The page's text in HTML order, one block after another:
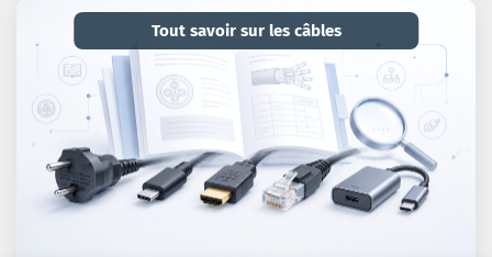
Tout savoir sur les câbles